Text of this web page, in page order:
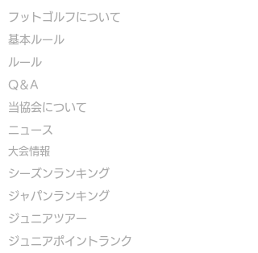
フットゴルフについて
基本ルール
ルール
Q＆A
​当協会について
​ニュース
大会情報
シーズンランキング
ジャパンランキング
ジュニアツアー
ジュニアポイントランク